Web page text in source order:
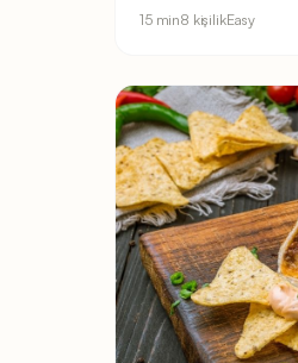
15 min8 kişilikEasy